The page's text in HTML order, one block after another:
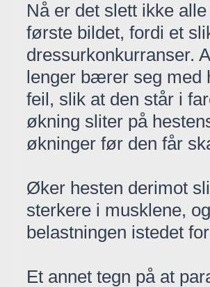
Nå er det slett ikke
første bildet, fordi et
dressurkonkurranser.
lenger bærer seg med
feil, slik at den står i
økning sliter på
økninger før den får
Øker hesten derimot
sterkere i musklene,
belastningen istedet
Et annet tegn på at